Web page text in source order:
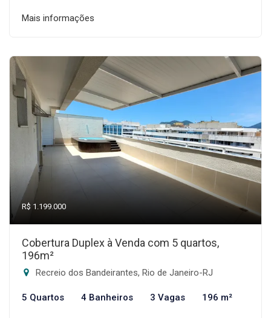
Mais informações
R$ 1.199.000
Cobertura Duplex à Venda com 5 quartos,
196m²
Recreio dos Bandeirantes, Rio de Janeiro-RJ
5 Quartos 4 Banheiros 3 Vagas 196 m²